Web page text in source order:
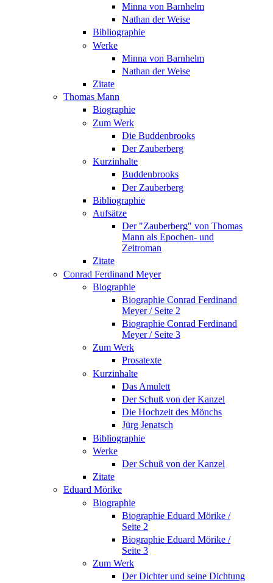
Minna von Barnhelm
Nathan der Weise
Bibliographie
Werke
Minna von Barnhelm
Nathan der Weise
Zitate
Thomas Mann
Biographie
Zum Werk
Die Buddenbrooks
Der Zauberberg
Kurzinhalte
Buddenbrooks
Der Zauberberg
Bibliographie
Aufsätze
Der "Zauberberg" von Thomas
Mann als Epochen- und
Zeitroman
Zitate
Conrad Ferdinand Meyer
Biographie
Biographie Conrad Ferdinand
Meyer / Seite 2
Biographie Conrad Ferdinand
Meyer / Seite 3
Zum Werk
Prosatexte
Kurzinhalte
Das Amulett
Der Schuß von der Kanzel
Die Hochzeit des Mönchs
Jürg Jenatsch
Bibliographie
Werke
Der Schuß von der Kanzel
Zitate
Eduard Mörike
Biographie
Biographie Eduard Mörike /
Seite 2
Biographie Eduard Mörike /
Seite 3
Zum Werk
Der Dichter und seine Dichtung